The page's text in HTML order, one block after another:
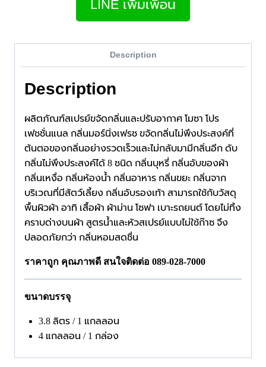
LINE เพิ่มเพื่อน
Description
Description
ผลิตภัณฑ์สเปรย์ขจัดกลิ่นและปรับอากาศ โมซา โปร
เฟชชั่นแนล กลิ่นมอร์นิ่งเฟรช ขจัดกลิ่นไม่พึงประสงค์ที่
ต้นตอของกลิ่นอย่างรวดเร็วและไม่กลับมามีกลิ่นอีก ดับ
กลิ่นไม่พึงประสงค์ได้ 8 ชนิด กลิ่นบุหรี่ กลิ่นอับของผ้า
กลิ่นเหงื่อ กลิ่นห้องน้ำ กลิ่นอาหาร กลิ่นขยะ กลิ่นจาก
บริเวณที่มีสัตว์เลี้ยง กลิ่นอับรองเท้า สามารถใช้กับวัสดุ
พื้นผิวผ้า อาทิ เสื้อผ้า ผ้าม่าน โซฟา เบาะรถยนต์ โดยไม่ทิ้ง
คราบด่างบนผ้า สูตรน้ำและหัวสเปรย์แบบไม่ใช้ก๊าซ จึง
ปลอดภัยกว่า กลิ่นหอมสดชื่น
ราคาถูก คุณภาพดี สนใจติดต่อ 089-028-7000
ขนาดบรรจุ
3.8 ลิตร / 1 แกลลอน
4 แกลลอน / 1 กล่อง